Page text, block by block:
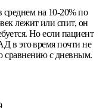
на 10-20% по
лежит или спит, он
Но если пациент
в это время почти не
сравнению с дневным.